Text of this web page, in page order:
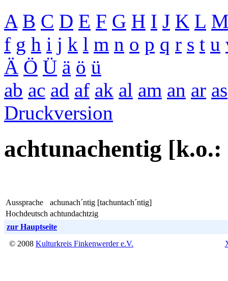
A B C D E F G H I J K L
f g h i j k l m n o p q r s t u
Ä Ö Ü ä ö ü
ab ac ad af ak al am an ar as
Druckversion
achtunachentig
Aussprache
achunach´ntig [tachuntach´ntig]
Hochdeutsch achtundachtzig
zur Hauptseite
© 2008 Kulturkreis Finkenwerder e.V.